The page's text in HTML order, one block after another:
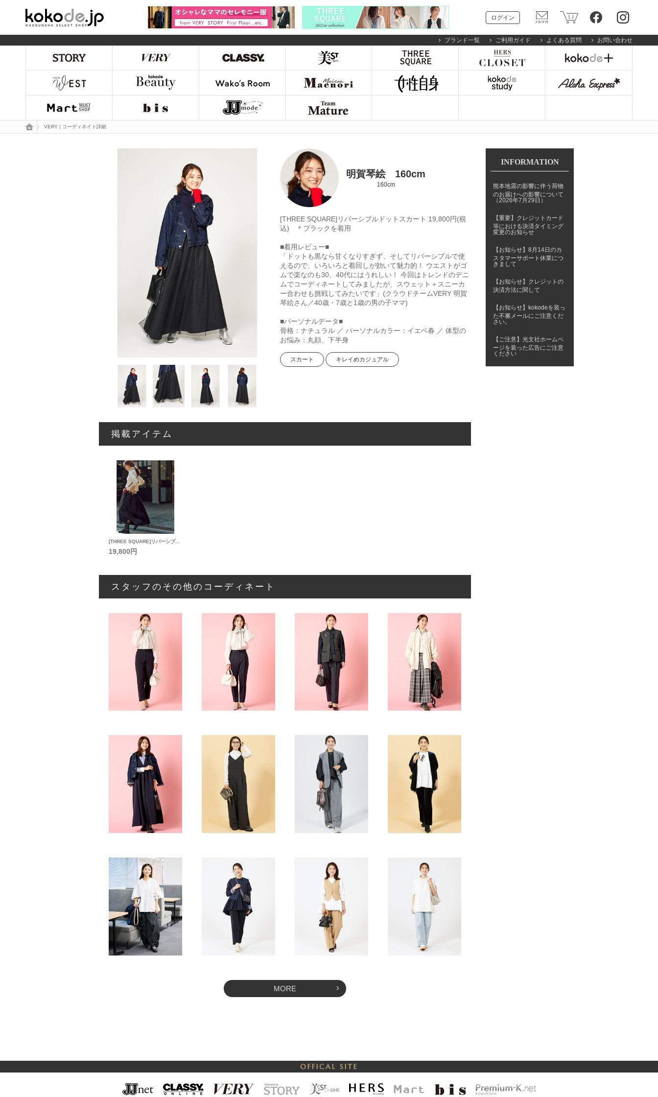
ログイン
ブランド一覧 ご利用ガイド よくある質問 お問い合わせ
トップページ
VERY | コーディネイト詳細
明賀琴絵 160cm
160cm
[THREE SQUARE]リバーシブルドットスカート 19,800円(税
込) ＊ブラックを着用
■着用レビュー■
「ドットも黒なら甘くなりすぎず、そしてリバーシブルで使
えるので、いろいろと着回しが効いて魅力的！ ウエストがゴ
ムで楽なのも30、40代にはうれしい！ 今回はトレンドのデニ
ムでコーディネートしてみましたが、スウェット＋スニーカ
ー合わせも挑戦してみたいです」(クラウドチームVERY 明賀
琴絵さん／40歳・7歳と1歳の男の子ママ)
■パーソナルデータ■
骨格：ナチュラル ／ パーソナルカラー：イエベ春 ／ 体型の
お悩み：丸顔、下半身
スカート キレイめカジュアル
掲載アイテム
[THREE SQUARE]リバーシブルドットスカート
19,800円
スタッフのその他のコーディネート
MORE
INFORMATION
熊本地震の影響に伴う荷物
のお届けへの影響について
（2026年7月29日）
【重要】クレジットカード
等における決済タイミング
変更のお知らせ
【お知らせ】8月14日のカ
スタマーサポート休業につ
きまして
【お知らせ】クレジットの
決済方法に関して
【お知らせ】kokodeを装っ
た不審メールにご注意くだ
さい。
【ご注意】光文社ホームペ
ージを装った広告にご注意
ください
OFFICAL SITE